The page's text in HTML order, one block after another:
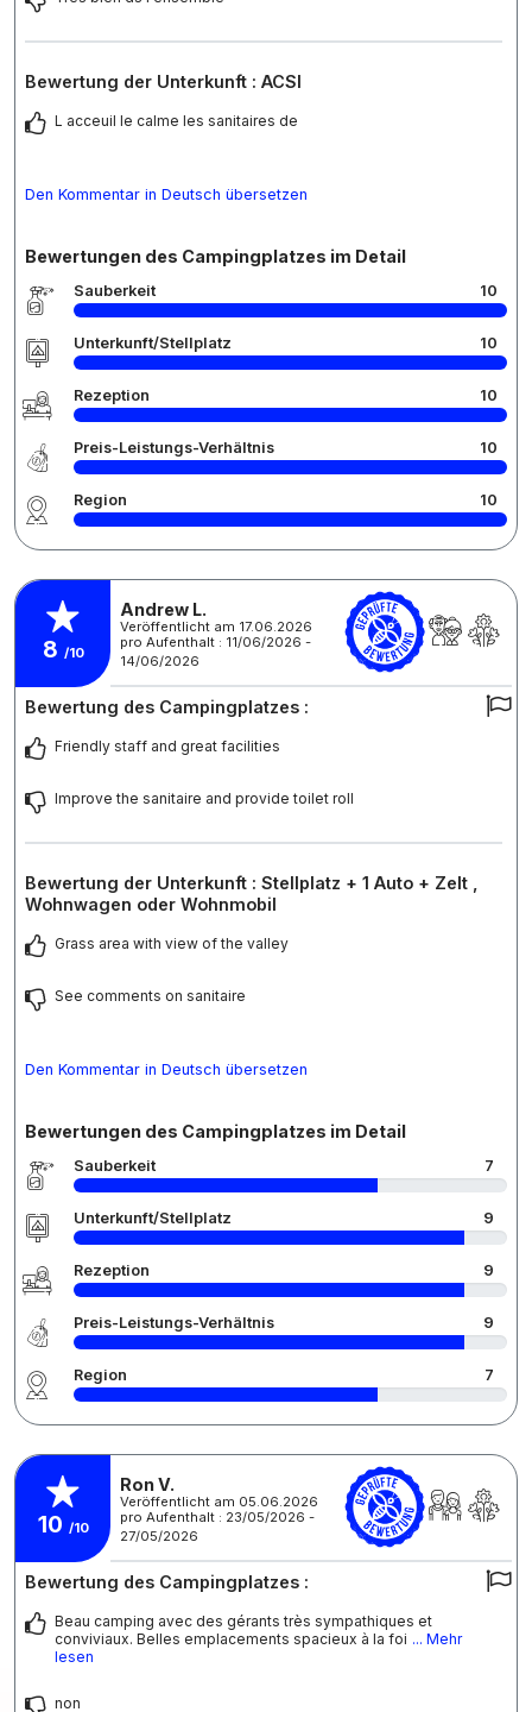
Bewertung der Unterkunft : ACSI
L acceuil le calme les sanitaires de
Den Kommentar in Deutsch übersetzen
Bewertungen des Campingplatzes im Detail
Sauberkeit 10
Unterkunft/Stellplatz 10
Rezeption 10
Preis-Leistungs-Verhältnis 10
Region 10
8 /10
Andrew L.
Veröffentlicht am 17.06.2026
pro Aufenthalt : 11/06/2026 -
14/06/2026
Bewertung des Campingplatzes :
Friendly staff and great facilities
Improve the sanitaire and provide toilet roll
Bewertung der Unterkunft : Stellplatz + 1 Auto + Zelt ,
Wohnwagen oder Wohnmobil
Grass area with view of the valley
See comments on sanitaire
Den Kommentar in Deutsch übersetzen
Bewertungen des Campingplatzes im Detail
Sauberkeit 7
Unterkunft/Stellplatz 9
Rezeption 9
Preis-Leistungs-Verhältnis 9
Region 7
10 /10
Ron V.
Veröffentlicht am 05.06.2026
pro Aufenthalt : 23/05/2026 -
27/05/2026
Bewertung des Campingplatzes :
Beau camping avec des gérants très sympathiques et
conviviaux. Belles emplacements spacieux à la foi ... Mehr
lesen
non